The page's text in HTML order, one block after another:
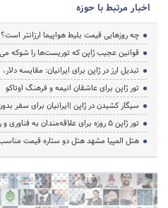
اخبار مرتبط با حوزه
چه روزهایی قیمت بلیط هواپیما ارزانتر است؟
قوانین عجیب ژاپن که توریست‌ها را شوکه
تبدیل ارز در ژاپن برای ایرانیان: مقایسه
تور ژاپن برای عاشقان انیمه و فرهنگ اوتاکو
سیگار کشیدن در ژاپن |ایرانیان برای سفر
تور ژاپن ۵ روزه برای علاقه‌مندان به فناوری و رباتیک
هتل المپیا مشهد هتل دو ستاره قیمت